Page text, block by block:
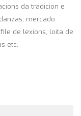
da tradicion e
mercado
de lexions, loita de
etc.